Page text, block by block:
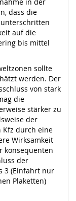
dass die
auf die
bis mittel
sollte
werden. Der
von stark
die
stärker zu
der
Kfz durch eine
Wirksamkeit
konsequenten
der
3 (Einfahrt nur
Plaketten)